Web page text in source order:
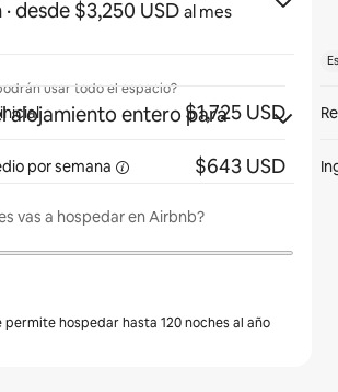
· desde $3,250 USD al mes
usar todo el espacio?
alojamiento entero para
vas a hospedar en Airbnb?
permite hospedar hasta 120 noches al año
$1,725 USD
porsemana $643 USD